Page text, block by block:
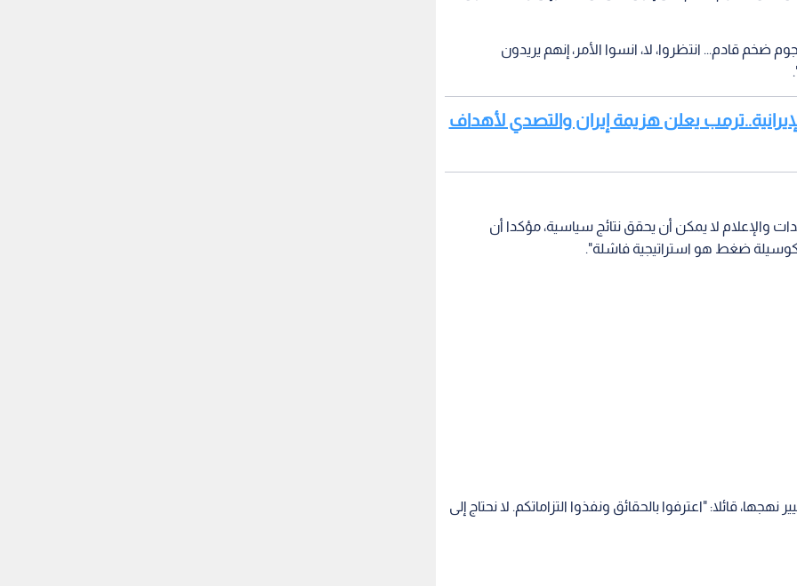
ضخم قادم... انتظروا، لا، انسوا الأمر، إنهم يريدون
الأمريكية الإيرانية..ترمب يعلن هزيمة إيران والتصدي لأهداف
والإعلام لا يمكن أن يحقق نتائج سياسية، مؤكدا أن
كوسيلة ضغط هو استراتيجية فاشلة".
نهجها، قائلا: "اعترفوا بالحقائق ونفذوا التزاماتكم. لا نحتاج إلى